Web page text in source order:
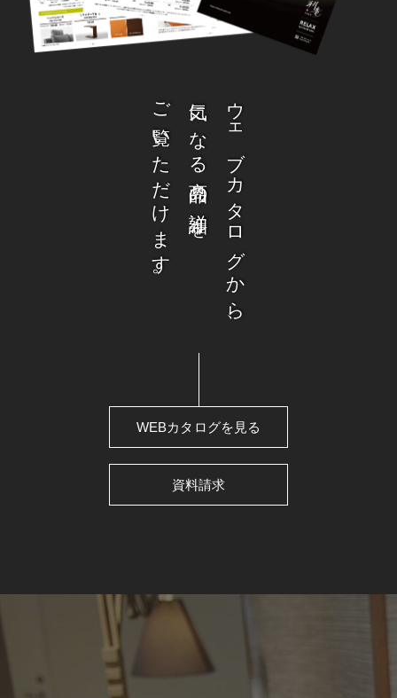
ウェブカタログから、
気になる商品の詳細を
ご覧いただけます。
WEBカタログを見る
資料請求